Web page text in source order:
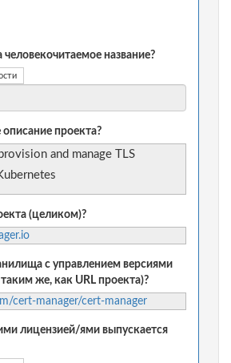
человекочитаемое название?
проекта?
and manage TLS
(целиком)?
с управлением версиями
же, как URL проекта)?
cert-manager/cert-manager
лицензией/ями выпускается